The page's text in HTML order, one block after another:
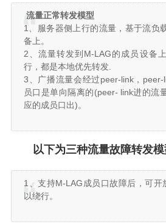
流量正常转发模型
1、服务器侧上行的流量，基于流负
备上。
2、流量转发到M-LAG的成员设备
行，都是本地优先转发.
3、广播流量会经过peer-link，
员口是单向隔离的(peer- link进的流
应的成员口出)。
以下为三种流量故障转发模
1、支持M-LAG成员口故障后，可开
以绕行。